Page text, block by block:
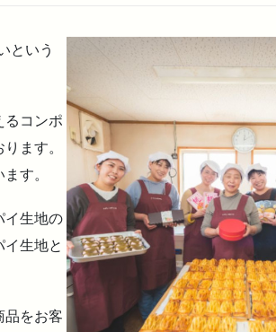
という
るコンポ
ます。
す。
イ生地の
生地と
品をお客